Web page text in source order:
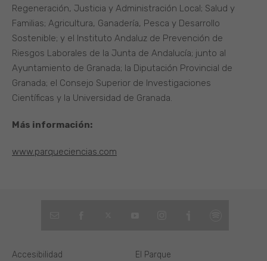
Regeneración, Justicia y Administración Local; Salud y
Familias; Agricultura, Ganadería, Pesca y Desarrollo
Sostenible; y el Instituto Andaluz de Prevención de
Riesgos Laborales de la Junta de Andalucía; junto al
Ayuntamiento de Granada; la Diputación Provincial de
Granada; el Consejo Superior de Investigaciones
Científicas y la Universidad de Granada.
Más información:
www.parqueciencias.com
El Parque
Accesibilidad